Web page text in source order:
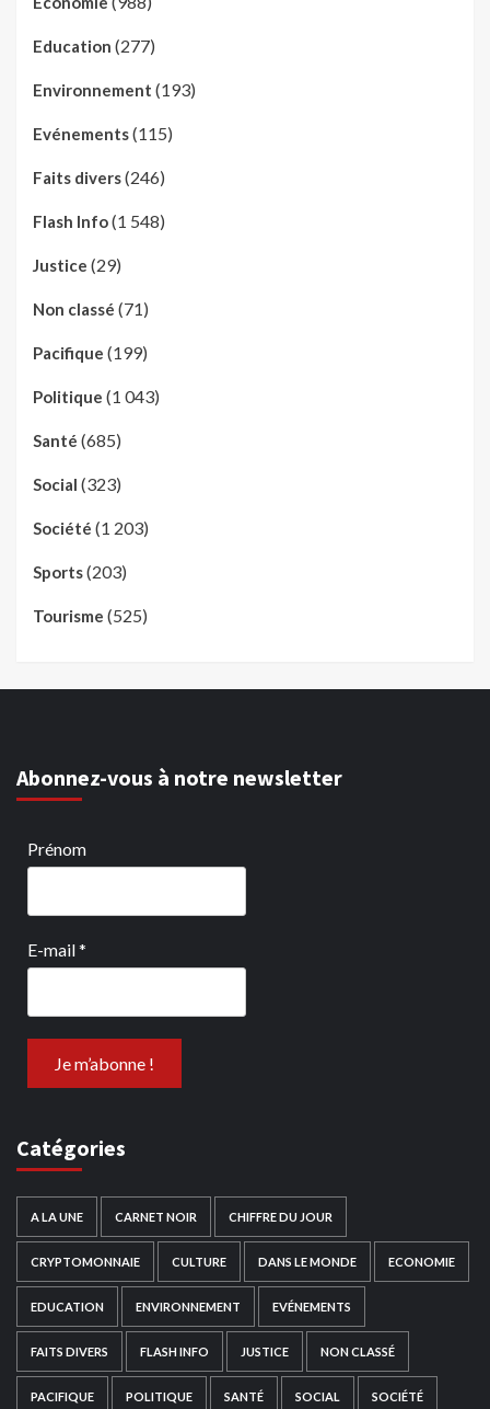
Education (277)
Environnement (193)
Evénements(115)
Faits divers(246)
Flash Info(1 548)
Justice (29)
Non classé (71)
Pacifique (199)
Politique (1 043)
Santé (685)
Social (323)
Société (1 203)
Sports(203)
Tourisme (525)
Abonnez-vous à notre newsletter
Prénom
E-mail*
Catégories
A LA UNE CARNET NOIR CHIFFRE DU JOUR
CRYPTOMONNAIE CULTURE DANS LE MONDE ECONOMIE
EDUCATION ENVIRONNEMENT EVÉNEMENTS
FAITS DIVERS FLASH INFO JUSTICE NON CLASSÉ
PACIFIQUE POLITIQUE SANTÉ SOCIAL SOCIÉTÉ